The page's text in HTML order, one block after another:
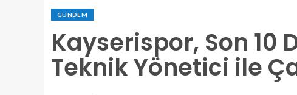
GÜNDEM
Kayserispor, Son 10
Teknik Yönetici ile